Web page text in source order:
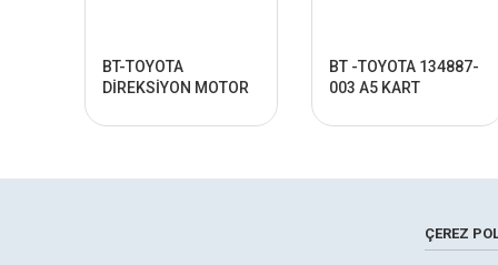
BT-TOYOTA
DİREKSİYON MOTOR
BT -TOYOTA 134887-
003 A5 KART
ÇEREZ